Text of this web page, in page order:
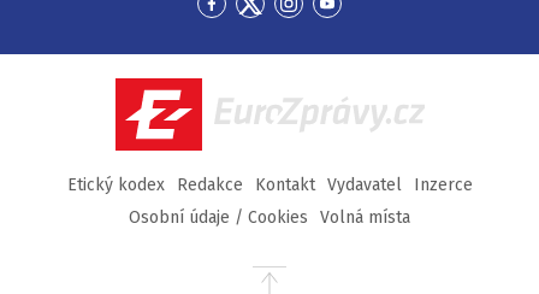
Přejít
Facebook
Přejít
Twitter
Přejít
Instagram
Přejít
YouTube
EuroZprávy.cz
Etický kodex Redakce Kontakt Vydavatel
Inzerce
Osobní údaje / Cookies
Volná místa
Přejít